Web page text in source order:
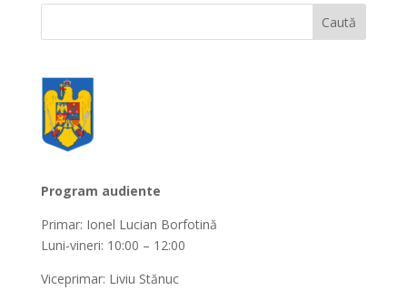
Program audiente
Primar: Ionel Lucian Borfotină
Luni-vineri: 10:00 – 12:00
Viceprimar: Liviu Stănuc